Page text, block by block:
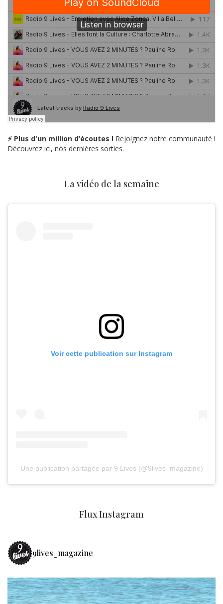
⚡ Plus d'un million d’écoutes ! Rejoignez notre communauté !
Découvrez ici, nos dernières sorties.
La vidéo de la semaine
Voir cette publication sur Instagram
Une publication partagée par 9 Lives (@9lives_magazine)
Flux Instagram
9lives_magazine